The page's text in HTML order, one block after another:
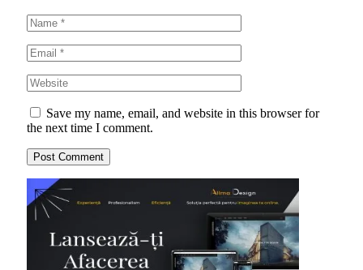
Save my name, email, and website in this browser for
the next time I comment.